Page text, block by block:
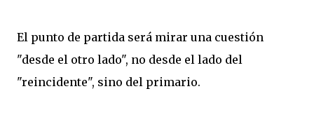
El punto de partida será mirar una cuestión
"desde el otro lado", no desde el lado del
"reincidente", sino del primario.